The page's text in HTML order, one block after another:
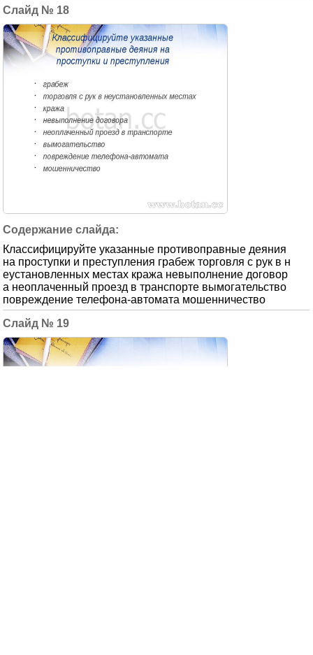
18
Классифицируйте указанные противоправные деяния
на проступки и преступления грабеж торговля с рук в н
еустановленных местах кража невыполнение договор
а неоплаченный проезд в транспорте вымогательство
повреждение телефона-автомата мошенничество
19